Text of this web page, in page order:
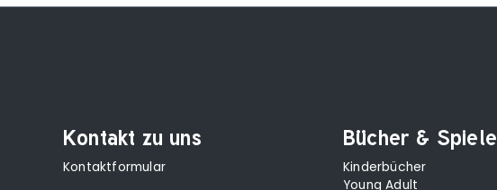
Kontakt zu uns
Kontaktformular
Bücher & Spiele
Kinderbücher
Young Adult